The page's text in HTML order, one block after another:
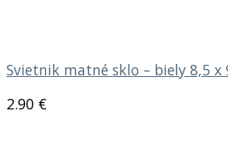
Svietnik matné sklo – biely 8,5 x
2.90 €